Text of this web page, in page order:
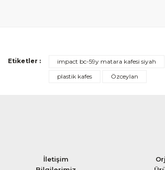
Güzel ürün
Fiyatına göre iyi sayılır uzun süreli kullanımda
Etiketler : impact bc-59y matara kafesi siyah
plastik kafes
Özceylan
İletişim